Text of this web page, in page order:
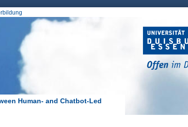
Human- and Chatbot-Led